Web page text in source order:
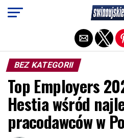
BEZ KATEGORII
Top Employers
Hestia wśród
pracodawców w
Exit mobile